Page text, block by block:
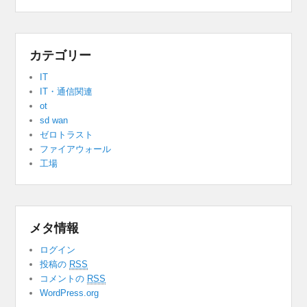
カテゴリー
IT
IT・通信関連
ot
sd wan
ゼロトラスト
ファイアウォール
工場
メタ情報
ログイン
投稿の RSS
コメントの RSS
WordPress.org